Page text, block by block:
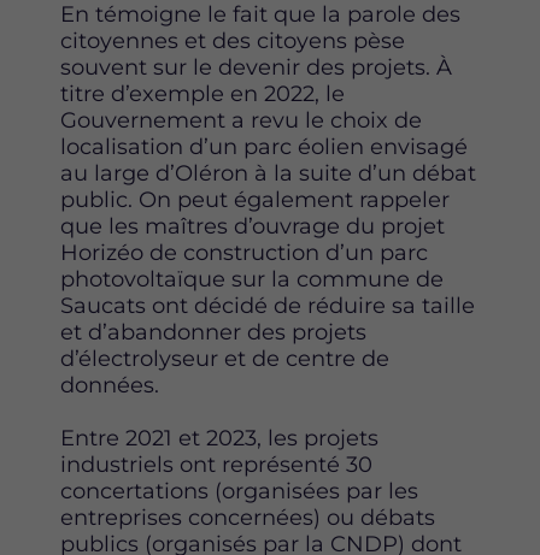
En témoigne le fait que la parole des
citoyennes et des citoyens pèse
souvent sur le devenir des projets. À
titre d’exemple en 2022, le
Gouvernement a revu le choix de
localisation d’un parc éolien envisagé
au large d’Oléron à la suite d’un débat
public. On peut également rappeler
que les maîtres d’ouvrage du projet
Horizéo de construction d’un parc
photovoltaïque sur la commune de
Saucats ont décidé de réduire sa taille
et d’abandonner des projets
d’électrolyseur et de centre de
données.
Entre 2021 et 2023, les projets
industriels ont représenté 30
concertations (organisées par les
entreprises concernées) ou débats
publics (organisés par la CNDP) dont